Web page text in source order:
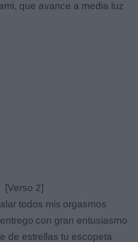
que avance a media luz
[Verso 2]
todos mis orgasmos
con gran entusiasmo
de estrellas tu escopeta